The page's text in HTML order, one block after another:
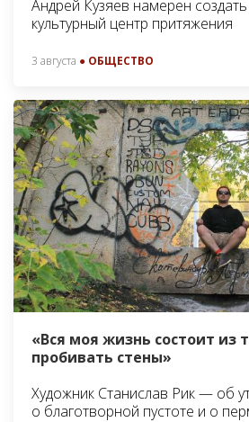
Андрей Кузяев намерен
культурный центр притяжения
3 августа ● ОБЩЕСТВО
«Вся моя жизнь состоит из
пробивать стены»
Художник Станислав Рик — об
о благотворной пустоте и о